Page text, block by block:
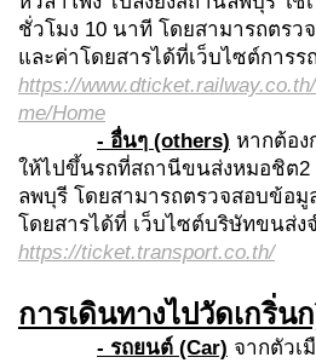
ชั่วโมง 10 นาที โดยสามารถตรว
และค่าโดยสารได้ที่เว็บไซต์การร
https://
me/Home
- อื่นๆ (others) หากต้อง
ให้ไปขึ้นรถที่สถานีขนส่งหมอชิต2
ลพบุรี โดยสามารถตรวจสอบข้อมู
โดยสารได้ที่ เว็บไซต์บริษัทขนส่ง
https://ticket.transport.co.th/
การเดินทางไปวัดเกริ่น
- รถยนต์ (Car) จากตัวเ